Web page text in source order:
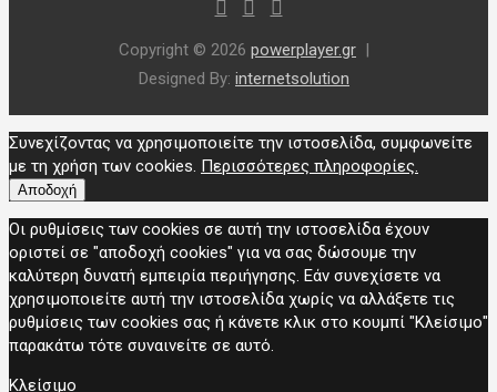
Copyright © 2026 powerplayer.gr
Designed By: internetsolution
Συνεχίζοντας να χρησιμοποιείτε την ιστοσελίδα, συμφωνείτε
με τη χρήση των cookies. Περισσότερες πληροφορίες.
Αποδοχή
Οι ρυθμίσεις των cookies σε αυτή την ιστοσελίδα έχουν
οριστεί σε "αποδοχή cookies" για να σας δώσουμε την
καλύτερη δυνατή εμπειρία περιήγησης. Εάν συνεχίσετε να
χρησιμοποιείτε αυτή την ιστοσελίδα χωρίς να αλλάξετε τις
ρυθμίσεις των cookies σας ή κάνετε κλικ στο κουμπί "Κλείσιμο"
παρακάτω τότε συναινείτε σε αυτό.
Κλείσιμο